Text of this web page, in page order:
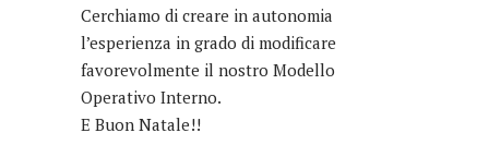
Cerchiamo di creare in autonomia
l’esperienza in grado di modificare
favorevolmente il nostro Modello
Operativo Interno.
E Buon Natale!!